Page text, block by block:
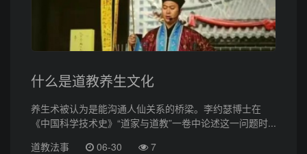
什么是道教养生文化
养生术被认为是能沟通人仙关系的桥梁。李约瑟博士在
《中国科学技术史》“道家与道教”一卷中论述这一问题时...
道教法事
06-30 7